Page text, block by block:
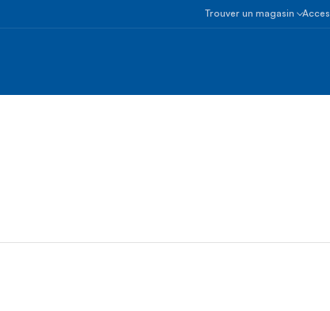
Trouver un magasin
Territoires